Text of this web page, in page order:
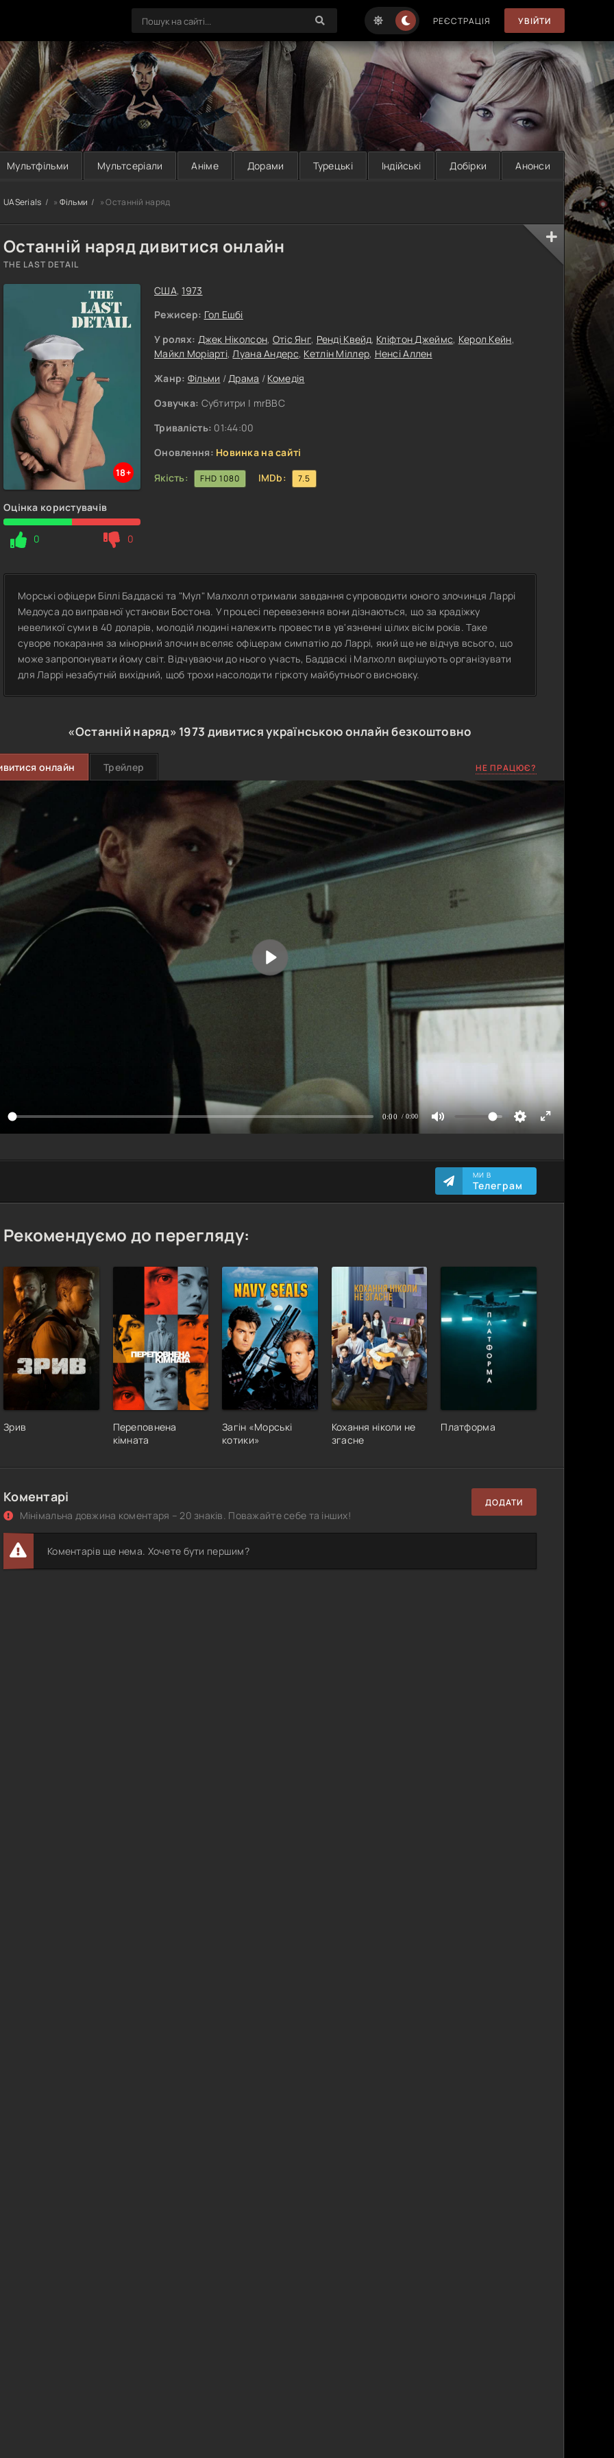
РЕЄСТРАЦІЯ УВІЙТИ
Мультфільми Мультсеріали Аніме Дорами Турецькі Індійські Добірки Анонси
UASerials » Фільми » Останній наряд
Останній наряд дивитися онлайн
THE LAST DETAIL
18+
Оцінка користувачів
0 0
США,1973
Режисер: Гол Ешбі
У ролях: Джек Ніколсон, Отіс Янг, Ренді Квейд, Кліфтон Джеймс, Керол Кейн,
Майкл Моріарті,Луана Андерс, Кетлін Міллер, Ненсі Аллен
Жанр: Фільми /Драма / Комедія
Озвучка: Субтитри | mrBBC
Тривалість: 01:44:00
Оновлення: Новинка на сайті
Якість:
FHD 1080 IMDb: 7.5
Морські офіцери Біллі Баддаскі та "Мул" Малхолл отримали завдання супроводити юного злочинця Ларрі
Медоуса до виправної установи Бостона. У процесі перевезення вони дізнаються, що за крадіжку
невеликої суми в 40 доларів, молодій людині належить провести в ув'язненні цілих вісім років. Таке
суворе покарання за мінорний злочин вселяє офіцерам симпатію до Ларрі, який ще не відчув всього, що
може запропонувати йому світ. Відчуваючи до нього участь, Баддаскі і Малхолл вирішують організувати
для Ларрі незабутній вихідний, щоб трохи насолодити гіркоту майбутнього висновку.
«Останній наряд» 1973 дивитися українською онлайн безкоштовно
онлайн Трейлер НЕ ПРАЦЮЄ?
МИ В
Телеграм
Рекомендуємо до перегляду:
Зрив
Переповнена
кімната
Загін «Морські
котики»
Кохання ніколи не
згасне
Платформа
Коментарі
Мінімальна довжина коментаря – 20 знаків. Поважайте себе та інших!
ДОДАТИ
Коментарів ще нема. Хочете бути першим?